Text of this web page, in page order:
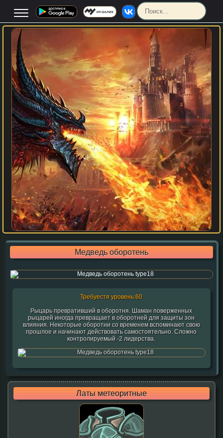
Медведь оборотень
Требуестя уровень:60
Рыцарь превративший в оборотня. Шаман поверженных
рыцарей иногда превращает в оборотней для защиты зон
влияния. Некоторые оборотни со временем вспоминают свою
прошлое и начинают действовать самостоятельно. Сложно
контролируемый -2 лидерства.
Латы метеоритные